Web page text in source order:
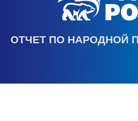
ОТЧЕТ ПО НАРОДНОЙ